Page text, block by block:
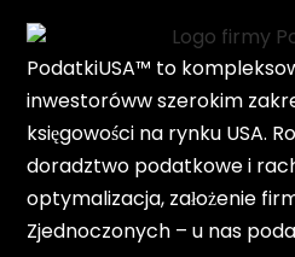
PodatkiUSA™ to
inwestoróww szerokim
księgowości na rynku USA.
doradztwo podatkowe i
optymalizacja, założenie
Zjednoczonych – u nas